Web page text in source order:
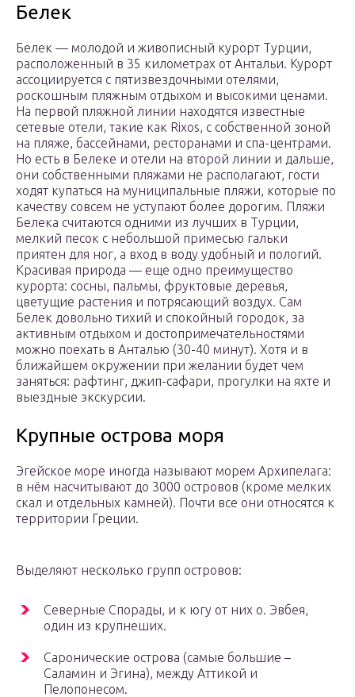
Белек
Белек — молодой и живописный курорт Турции,
расположенный в 35 километрах от Антальи. Курорт
ассоциируется с пятизвездочными отелями,
роскошным пляжным отдыхом и высокими ценами.
На первой пляжной линии находятся известные
сетевые отели, такие как Rixos, с собственной зоной
на пляже, бассейнами, ресторанами и спа-центрами.
Но есть в Белеке и отели на второй линии и дальше,
они собственными пляжами не располагают, гости
ходят купаться на муниципальные пляжи, которые по
качеству совсем не уступают более дорогим. Пляжи
Белека считаются одними из лучших в Турции,
мелкий песок с небольшой примесью гальки
приятен для ног, а вход в воду удобный и пологий.
Красивая природа — еще одно преимущество
курорта: сосны, пальмы, фруктовые деревья,
цветущие растения и потрясающий воздух. Сам
Белек довольно тихий и спокойный городок, за
активным отдыхом и достопримечательностями
можно поехать в Анталью (30-40 минут). Хотя и в
ближайшем окружении при желании будет чем
заняться: рафтинг, джип-сафари, прогулки на яхте и
выездные экскурсии.
Крупные острова моря
Эгейское море иногда называют морем Архипелага:
в нём насчитывают до 3000 островов (кроме мелких
скал и отдельных камней). Почти все они относятся к
территории Греции.
Выделяют несколько групп островов:
Северные Спорады, и к югу от них о. Эвбея,
один из крупнеших.
Саронические острова (самые большие –
Саламин и Эгина), между Аттикой и
Пелопонесом.